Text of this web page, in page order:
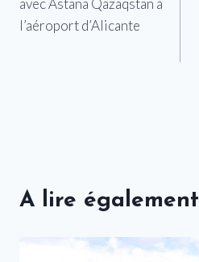
l’article
avec Astana Qazaqstan à
l’aéroport d’Alicante
A lire également